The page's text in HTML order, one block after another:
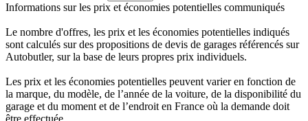
Informations sur les prix et économies potentielles communiqués
Le nombre d'offres, les prix et les économies potentielles indiqués
sont calculés sur des propositions de devis de garages référencés sur
Autobutler, sur la base de leurs propres prix individuels.
Les prix et les économies potentielles peuvent varier en fonction de
la marque, du modèle, de l’année de la voiture, de la disponibilité du
garage et du moment et de l’endroit en France où la demande doit
être effectuée.